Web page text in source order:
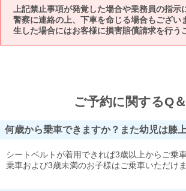
上記禁止事項が発覚した場合や乗務員の指示
警察に連絡の上、下車を命じる場合もござい
生した場合にはお客様に損害賠償請求を行う
ご予約に関するQ
何歳から乗車できますか？また幼児は膝
シートベルトが着用できれば3歳以上からご乗
乗車および3歳未満のお子様はご乗車いただけま